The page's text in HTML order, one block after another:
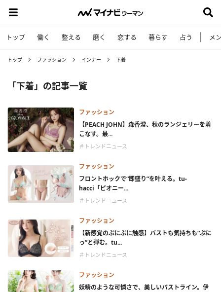
トップ 働く 整える 磨く 恋する 暮らす 占う メ
トップ ファッション インナー 下着
「下着」の記事一覧
ファッション
【PEACH JOHN】森香澄、秋のランジェリーを着
こなす。最...
＃トレンドニュース
ファッション
フロントホックで“即盛り”を叶える。tu-
hacci「ピオニー...
＃トレンドニュース
ファッション
【新感覚のぷにぷに触感】バストも気持ちも“ぷに
っ”と弾む。tu...
＃トレンドニュース
ファッション
妖精のような可憐さで、美しいバストライン。伊